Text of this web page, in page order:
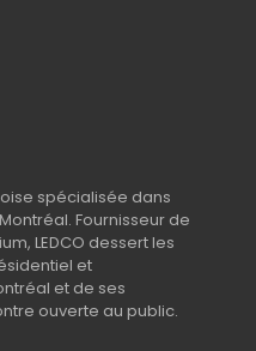
spécialisée dans
Fournisseur de
LEDCO dessert les
et
et de ses
ouverte au public.